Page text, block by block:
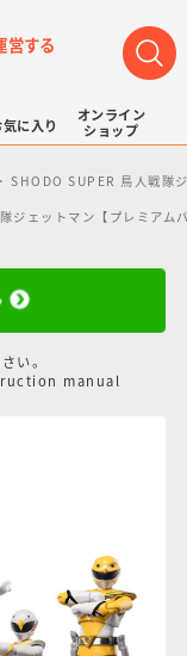
営する
アンパンマン
ポケモンスケールワ
気に入り
オンライン
ショップ
SHODO SUPER 鳥人戦隊
ジェットマン【プレミアム
い。
manual